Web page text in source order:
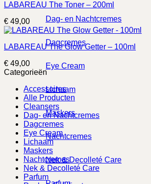
Dag- en Nachtcremes
Dagcremes
Eye Cream
Lichaam
Maskers
Nachtcremes
Nek & Decolleté Care
LABAREAU The Toner – 200ml
€ 49,00
LABAREAU The Glow Getter – 100ml
€ 49,00
Categorieën
Accessoires
Alle Producten
Cleansers
Dag- en Nachtcremes
Dagcremes
Eye Cream
Lichaam
Maskers
Nachtcremes
Nek & Decolleté Care
Parfum